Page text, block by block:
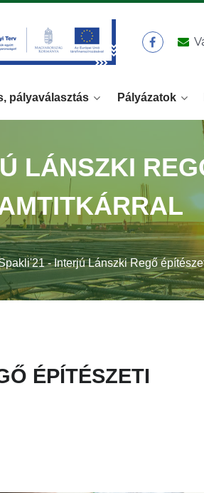
pályaválasztás Pályázatok
- Interjú Lánszki Regő
LÁNSZKI
ÉPÍTÉSZETI